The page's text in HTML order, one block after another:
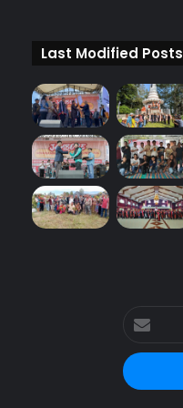
Last Modified Posts
your
Email
address